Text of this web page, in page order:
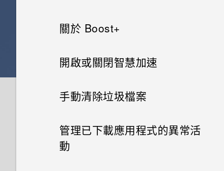
關於 Boost+
開啟或關閉智慧加速
手動清除垃圾檔案
管理已下載應用程式的異常活
動